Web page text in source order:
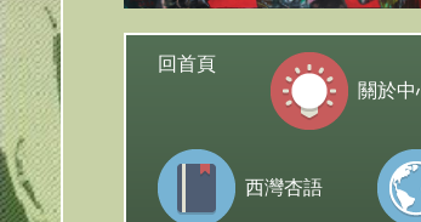
回首頁
關於中
西灣杏語